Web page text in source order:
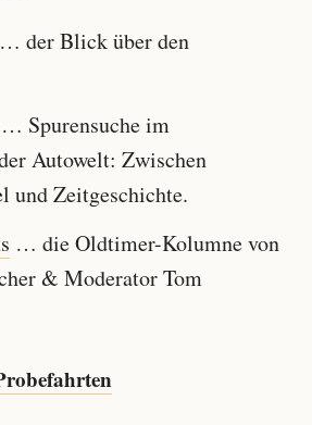
der Blick über den
Spurensuche im
Autowelt: Zwischen
und Zeitgeschichte.
… die Oldtimer-Kolumne von
& Moderator Tom